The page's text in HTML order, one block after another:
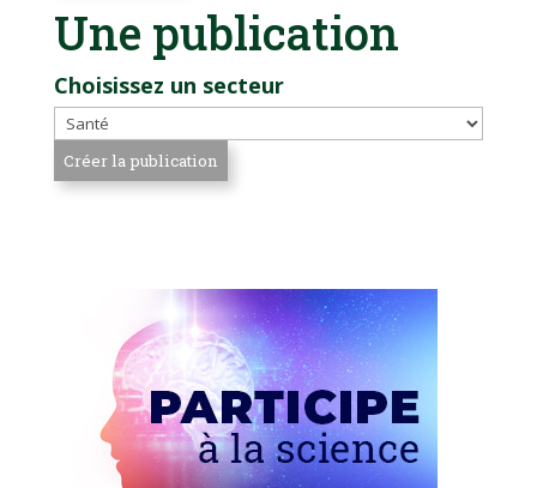
Une publication
Choisissez un secteur